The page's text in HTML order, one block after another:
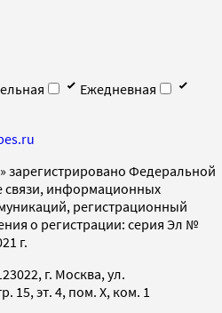
Ежедневная
» зарегистрировано Федеральной
связи, информационных
регистрационный
о регистрации: серия Эл №
г.
г. Москва, ул.
15, эт. 4, пом. X, ком. 1